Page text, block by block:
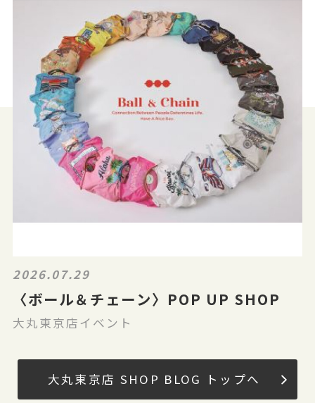
2026.07.29
〈ボール＆チェーン〉POP UP SHOP
大丸東京店イベント
大丸東京店 SHOP BLOG トップへ